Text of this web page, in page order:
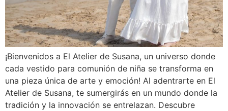
¡Bienvenidos a El Atelier de Susana, un universo donde
cada vestido para comunión de niña se transforma en
una pieza única de arte y emoción! Al adentrarte en El
Atelier de Susana, te sumergirás en un mundo donde la
tradición y la innovación se entrelazan. Descubre